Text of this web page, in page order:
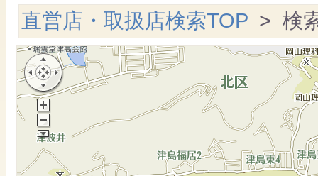
直営店・取扱店検索TOP > 検